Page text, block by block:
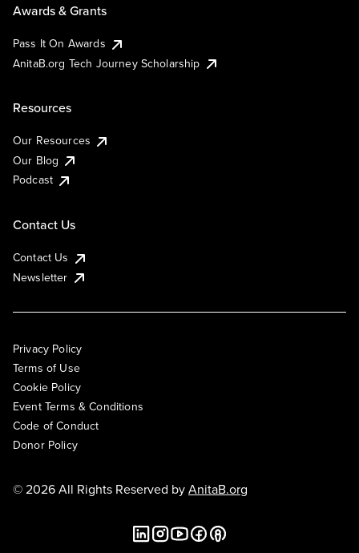
Awards & Grants
Pass It On Awards
AnitaB.org Tech Journey Scholarship
Resources
Our Resources
Our Blog
Podcast
Contact Us
Contact Us
Newsletter
Privacy Policy
Terms of Use
Cookie Policy
Event Terms & Conditions
Code of Conduct
Donor Policy
© 2026 All Rights Reserved byAnitaB.org